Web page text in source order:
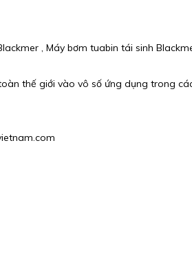
, Máy bơm tuabin tái sinh
thế giới vào vô số ứng dụng trong